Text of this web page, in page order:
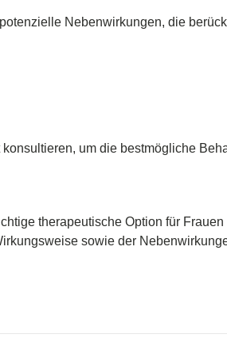
Nebenwirkungen, die
um die bestmögliche
therapeutische Option für
sowie der